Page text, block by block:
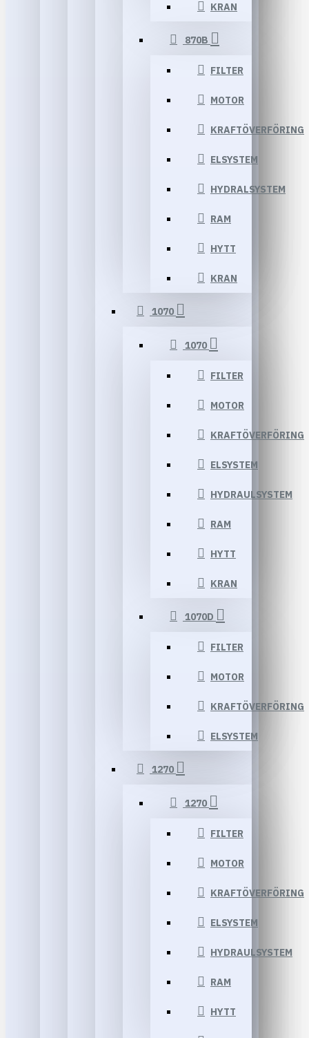
KRAN
870B
FILTER
MOTOR
KRAFTÖVERFÖRING
ELSYSTEM
HYDRALSYSTEM
RAM
HYTT
KRAN
1070
1070
FILTER
MOTOR
KRAFTÖVERFÖRING
ELSYSTEM
HYDRAULSYSTEM
RAM
HYTT
KRAN
1070D
FILTER
MOTOR
KRAFTÖVERFÖRING
ELSYSTEM
1270
1270
FILTER
MOTOR
KRAFTÖVERFÖRING
ELSYSTEM
HYDRAULSYSTEM
RAM
HYTT